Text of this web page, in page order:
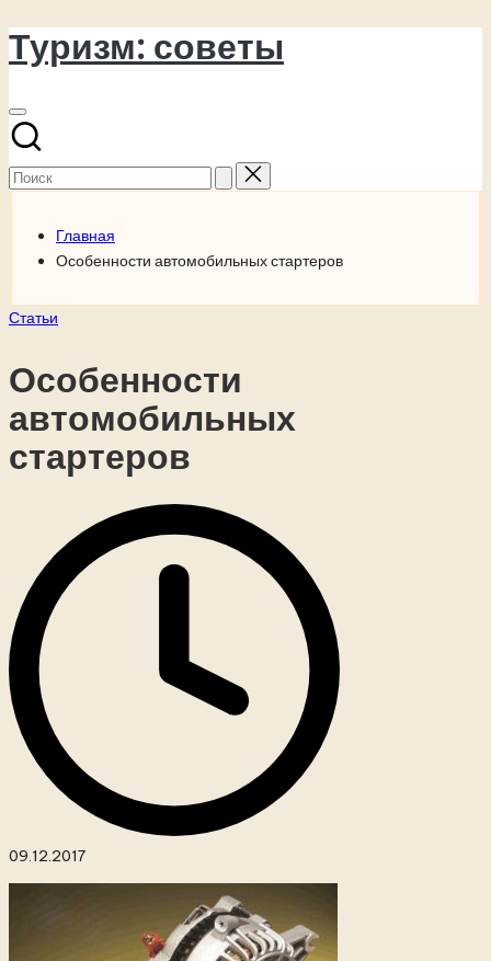
Перейти
к
Туризм: советы
Поиск
для:
Главная
Особенности автомобильных стартеров
Опубликовано
Статьи
Особенности
автомобильных
стартеров
09.12.2017